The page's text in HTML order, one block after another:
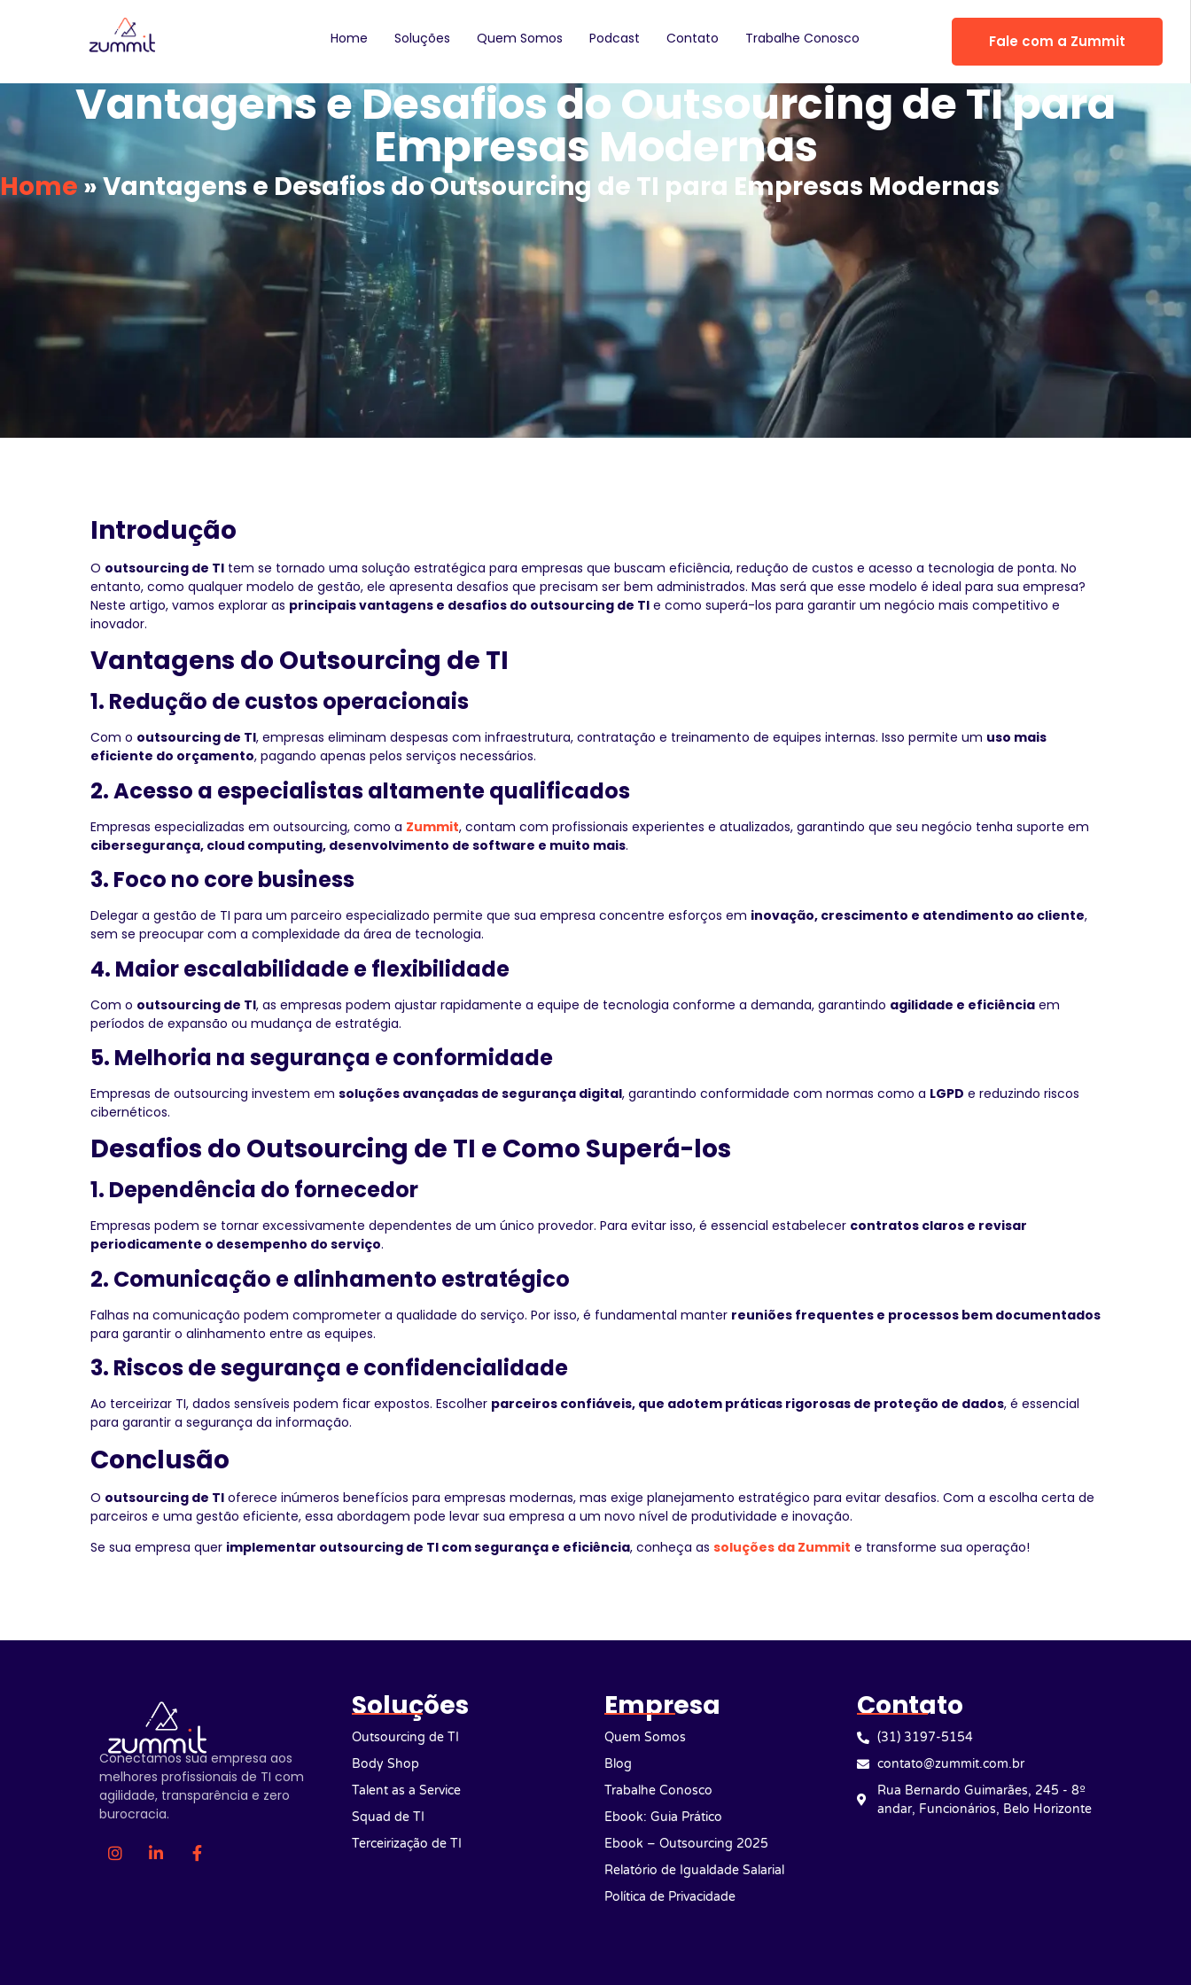
Home Soluções Quem Somos Podcast Contato Trabalhe Conosco Fale com a Zummit
Vantagens e Desafios do Outsourcing de TI para
Empresas Modernas
Home»Vantagens e Desafios do Outsourcing de TI para Empresas Modernas
Introdução
O outsourcing de TI tem se tornado uma solução estratégica para empresas que buscam eficiência, redução de custos e acesso a tecnologia de ponta. No
entanto, como qualquer modelo de gestão, ele apresenta desafios que precisam ser bem administrados. Mas será que esse modelo é ideal para sua empresa?
Neste artigo, vamos explorar as principais vantagens e desafios do outsourcing de TI e como superá-los para garantir um negócio mais competitivo e
inovador.
Vantagens do Outsourcing de TI
1. Redução de custos operacionais
Com o outsourcing de TI, empresas eliminam despesas com infraestrutura, contratação e treinamento de equipes internas. Isso permite um uso mais
eficiente do orçamento, pagando apenas pelos serviços necessários.
2. Acesso a especialistas altamente qualificados
Empresas especializadas em outsourcing, como a Zummit, contam com profissionais experientes e atualizados, garantindo que seu negócio tenha suporte em
cibersegurança, cloud computing, desenvolvimento de software e muito mais.
3. Foco no core business
Delegar a gestão de TI para um parceiro especializado permite que sua empresa concentre esforços em inovação, crescimento e atendimento ao cliente,
sem se preocupar com a complexidade da área de tecnologia.
4. Maior escalabilidade e flexibilidade
Com o outsourcing de TI, as empresas podem ajustar rapidamente a equipe de tecnologia conforme a demanda, garantindo agilidade e eficiência em
períodos de expansão ou mudança de estratégia.
5. Melhoria na segurança e conformidade
Empresas de outsourcing investem em soluções avançadas de segurança digital, garantindo conformidade com normas como a LGPD e reduzindo riscos
cibernéticos.
Desafios do Outsourcing de TI e Como Superá-los
1. Dependência do fornecedor
Empresas podem se tornar excessivamente dependentes de um único provedor. Para evitar isso, é essencial estabelecer contratos claros e revisar
periodicamente o desempenho do serviço.
2. Comunicação e alinhamento estratégico
Falhas na comunicação podem comprometer a qualidade do serviço. Por isso, é fundamental manter reuniões frequentes e processos bem documentados
para garantir o alinhamento entre as equipes.
3. Riscos de segurança e confidencialidade
Ao terceirizar TI, dados sensíveis podem ficar expostos. Escolher parceiros confiáveis, que adotem práticas rigorosas de proteção de dados, é essencial
para garantir a segurança da informação.
Conclusão
O outsourcing de TI oferece inúmeros benefícios para empresas modernas, mas exige planejamento estratégico para evitar desafios. Com a escolha certa de
parceiros e uma gestão eficiente, essa abordagem pode levar sua empresa a um novo nível de produtividade e inovação.
Se sua empresa quer implementar outsourcing de TI com segurança e eficiência, conheça as soluções da Zummit e transforme sua operação!
Conectamos sua empresa aos
melhores profissionais de TI com
agilidade, transparência e zero
burocracia.
Soluções
Outsourcing de TI
Body Shop
Talent as a Service
Squad de TI
Terceirização de TI
Empresa
Quem Somos
Blog
Trabalhe Conosco
Ebook: Guia Prático
Ebook – Outsourcing 2025
Relatório de Igualdade Salarial
Política de Privacidade
Contato
(31) 3197-5154
contato@zummit.com.br
Rua Bernardo Guimarães, 245 - 8º
andar, Funcionários, Belo Horizonte